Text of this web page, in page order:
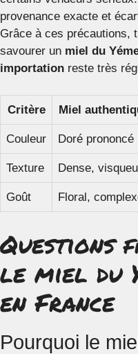
provenance exacte et
Grâce à ces précautions,
savourer un miel du
importation reste très
Critère Miel
Couleur Doré prononcé
Texture Dense,
Goût Floral,
Questions
le miel du
en France
Pourquoi le